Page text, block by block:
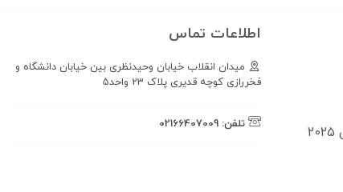
اطلاعات تماس
میدان انقلاب خیابان وحیدنظری بین خیابان دانشگاه و
فخررازی کوچه قدیری پلاک 23 واحد5
تلفن: 02166407009